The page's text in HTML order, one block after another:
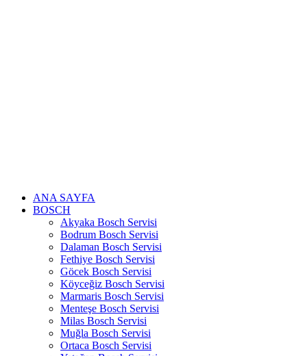
ANA SAYFA
BOSCH
Akyaka Bosch Servisi
Bodrum Bosch Servisi
Dalaman Bosch Servisi
Fethiye Bosch Servisi
Göcek Bosch Servisi
Köyceğiz Bosch Servisi
Marmaris Bosch Servisi
Menteşe Bosch Servisi
Milas Bosch Servisi
Muğla Bosch Servisi
Ortaca Bosch Servisi